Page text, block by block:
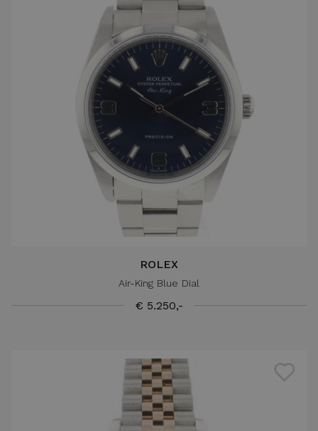
ROLEX
Air-King Blue Dial
€ 5.250,-